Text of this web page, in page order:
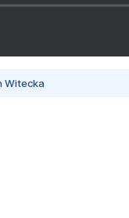
Witecka